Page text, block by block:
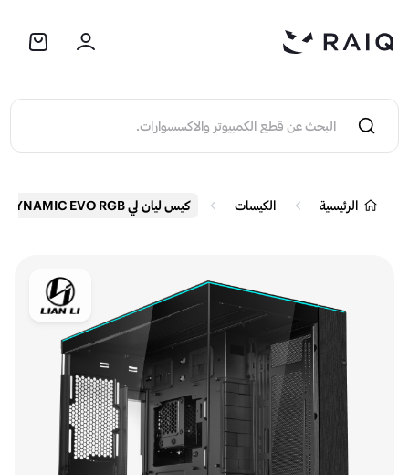
الرئيسية الكيسات كيس ليان لي O11D DYNAMIC EVO RGB